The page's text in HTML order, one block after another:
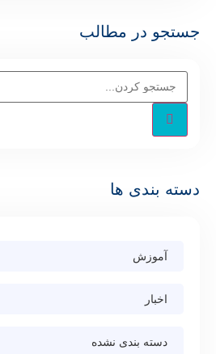
جستجو در مطالب
دسته بندی ها
آموزش
اخبار
دسته بندی نشده